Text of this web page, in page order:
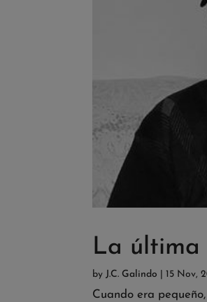
La última
by J.C. Galindo 15 Nov,
Cuando era